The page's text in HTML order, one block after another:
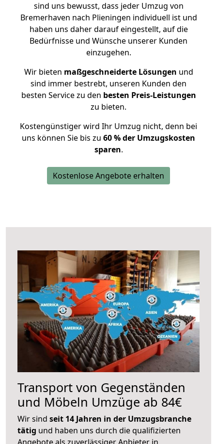
sind uns bewusst, dass jeder Umzug von
Bremerhaven nach Plieningen individuell ist und
haben uns daher darauf eingestellt, auf die
Bedürfnisse und Wünsche unserer Kunden
einzugehen.
Wir bieten maßgeschneiderte Lösungen und
sind immer bestrebt, unseren Kunden den
besten Service zu den besten Preis-Leistungen
zu bieten.
Kostengünstiger wird Ihr Umzug nicht, denn bei
uns können Sie bis zu 60 % der Umzugskosten
sparen.
Kostenlose Angebote erhalten
Transport von Gegenständen
und Möbeln Umzüge ab 84€
Wir sind seit 14 Jahren in der Umzugsbranche
tätig und haben uns durch die qualifizierten